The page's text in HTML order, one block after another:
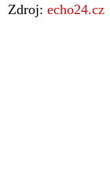
Zdroj: echo24.cz